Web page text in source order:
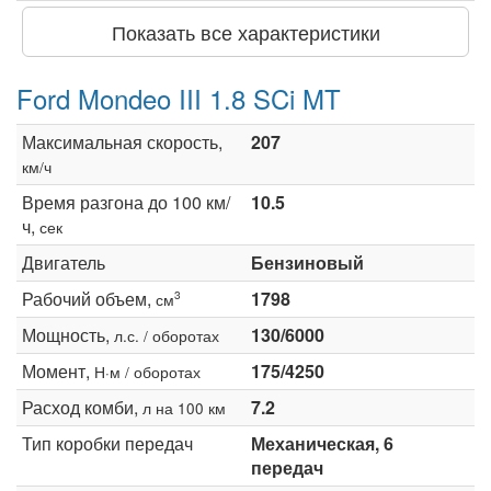
Показать все характеристики
Ford Mondeo III 1.8 SCi MT
Максимальная скорость,
км/ч
207
Время разгона до 100 км/
ч, сек
10.5
Двигатель
Бензиновый
Рабочий объем, см3
1798
Мощность, л.с. / оборотах
130/6000
Момент, Н·м / оборотах
175/4250
Расход комби, л на 100 км
7.2
Тип коробки передач
Механическая, 6
передач